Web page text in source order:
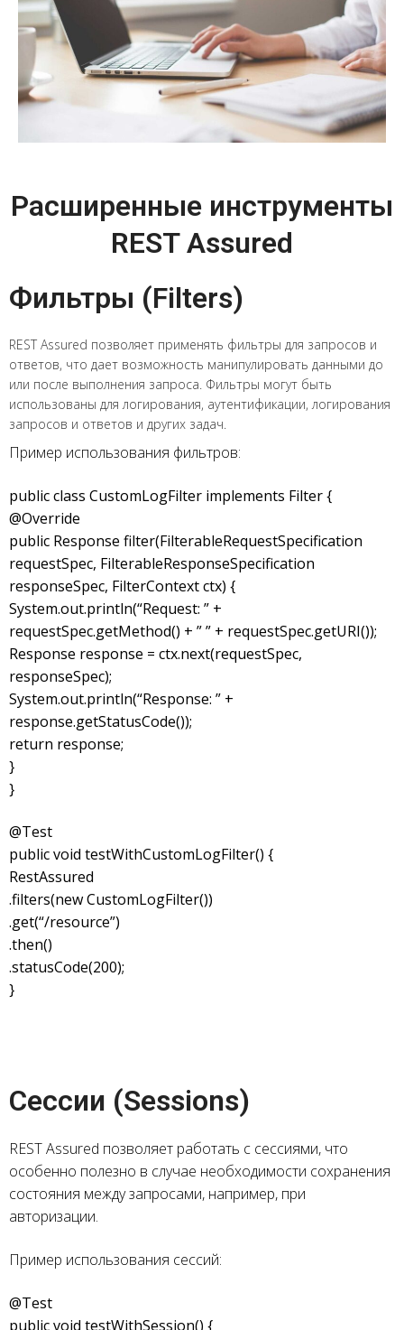
Расширенные инструменты
REST Assured
Фильтры (Filters)
REST Assured позволяет применять фильтры для запросов и
ответов, что дает возможность манипулировать данными до
или после выполнения запроса. Фильтры могут быть
использованы для логирования, аутентификации, логирования
запросов и ответов и других задач.
Пример использования фильтров:
public class CustomLogFilter implements Filter {
@Override
public Response filter(FilterableRequestSpecification
requestSpec, FilterableResponseSpecification
responseSpec, FilterContext ctx) {
System.out.println(“Request: ” +
requestSpec.getMethod() + ” ” + requestSpec.getURI());
Response response = ctx.next(requestSpec,
responseSpec);
System.out.println(“Response: ” +
response.getStatusCode());
return response;
}
}
@Test
public void testWithCustomLogFilter() {
RestAssured
.filters(new CustomLogFilter())
.get(“/resource”)
.then()
.statusCode(200);
}
Сессии (Sessions)
REST Assured позволяет работать с сессиями, что
особенно полезно в случае необходимости сохранения
состояния между запросами, например, при
авторизации.
Пример использования сессий:
@Test
public void testWithSession() {